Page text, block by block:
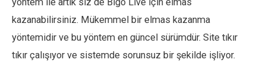
kazanabilirsiniz. Mükemmel bir elmas kazanma
yöntemidir ve bu yöntem en güncel sürümdür. Site tıkır
tıkır çalışıyor ve sistemde sorunsuz bir şekilde işliyor.